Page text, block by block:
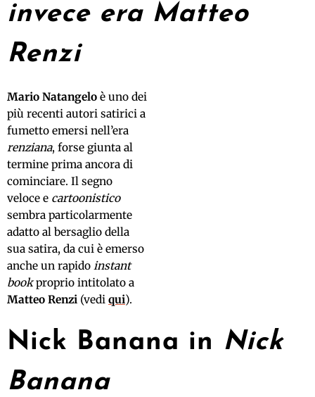
invece era Matteo
Renzi
Mario Natangelo è uno dei
più recenti autori satirici a
fumetto emersi nell’era
renziana, forse giunta al
termine prima ancora di
cominciare. Il segno
veloce e cartoonistico
sembra particolarmente
adatto al bersaglio della
sua satira, da cui è emerso
anche un rapido instant
bookproprio intitolato a
Matteo Renzi (vedi qui).
Nick Banana in Nick
Banana